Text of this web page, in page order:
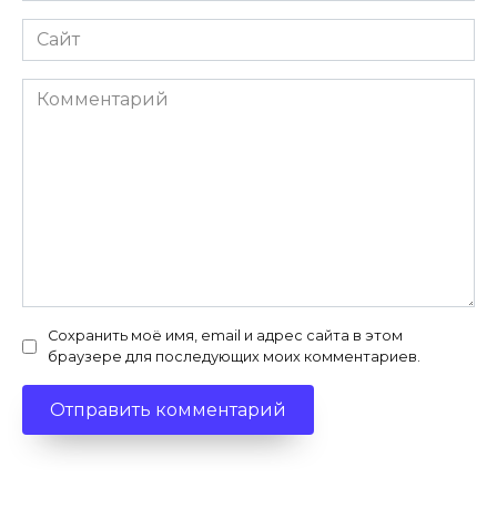
Сайт
Комментарий
Сохранить моё имя, email и адрес сайта в этом
браузере для последующих моих комментариев.